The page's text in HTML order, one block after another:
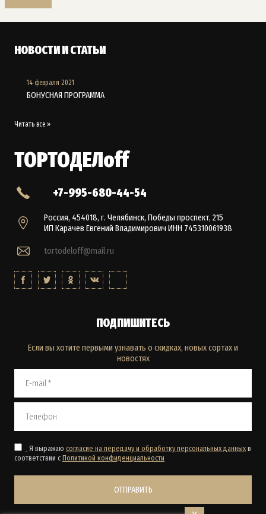
ТОРТОДЕЛoff
+7-995-680-44-54
Россия, 454018, г. Челябинск, Победы проспект, 215
ИП Карачев Евгений Владимирович ИНН 745310061938
tortodeloff@mail.ru
ПОДПИШИТЕСЬ
Если вы хотите первыми узнавать о скидках, новых сортах и
новостях
Я выражаю согласие на передачу и обработку персональных данных в
соответствии с Политикой конфиденциальности
ОТПРАВИТЬ
НОВОСТИ И СТАТЬИ
14 февраля 2021
БОНУСНАЯ ПРОГРАММА
Читать все »